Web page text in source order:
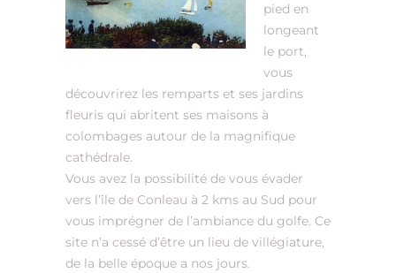
pied en
longeant
le port,
vous
découvrirez les remparts et ses jardins
fleuris qui abritent ses maisons à
colombages autour de la magnifique
cathédrale.
Vous avez la possibilité de vous évader
vers l’île de Conleau à 2 kms au Sud pour
vous imprégner de l’ambiance du golfe. Ce
site n’a cessé d’être un lieu de villégiature,
de la belle époque a nos jours.